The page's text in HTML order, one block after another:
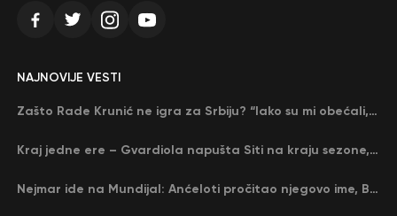
NAJNOVIJE VESTI
Zašto Rade Krunić ne igra za Srbiju? “Iako su mi obećali, niko me nije zvao…”
Kraj jedne ere – Gvardiola napušta Siti na kraju sezone, menja ga njegov nekadašnji rival
Nejmar ide na Mundijal: Anćeloti pročitao njegovo ime, Brazil u delirijumu (VIDEO)